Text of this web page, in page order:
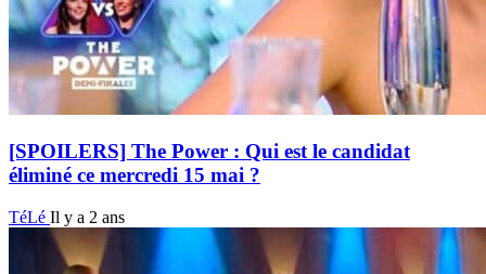
[SPOILERS] The Power : Qui est le candidat
éliminé ce mercredi 15 mai ?
TéLé Il y a 2 ans